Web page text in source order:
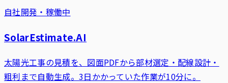
自社開発・稼働中
SolarEstimate.AI
太陽光工事の見積を、図面PDFから部材選定・配線設計・
粗利まで自動生成。3日かかっていた作業が10分に。